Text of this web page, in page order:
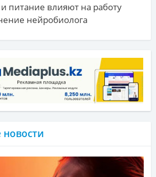
и питание влияют на работу
нейробиолога